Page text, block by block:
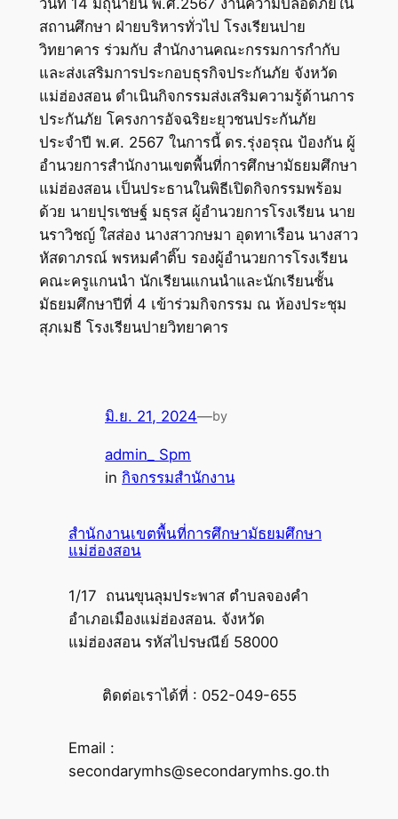
สถานศึกษา ฝ่ายบริหารทั่วไป โรงเรียนปาย
วิทยาคาร ร่วมกับ สำนักงานคณะกรรมการกำกับ
และส่งเสริมการประกอบธุรกิจประกันภัย จังหวัด
แม่ฮ่องสอน ดำเนินกิจกรรมส่งเสริมความรู้ด้านการ
ประกันภัย โครงการอัจฉริยะยุวชนประกันภัย
ประจำปี พ.ศ. 2567 ในการนี้ ดร.รุ่งอรุณ ป้องกัน ผู้
อำนวยการสำนักงานเขตพื้นที่การศึกษามัธยมศึกษา
แม่ฮ่องสอน เป็นประธานในพิธีเปิดกิจกรรมพร้อม
ด้วย นายปุรเชษฐ์ มธุรส ผู้อำนวยการโรงเรียน นาย
นราวิชญ์ ใสส่อง นางสาวกษมา อุดทาเรือน นางสาว
หัสดาภรณ์ พรหมคำติ๊บ รองผู้อำนวยการโรงเรียน
คณะครูแกนนำ นักเรียนแกนนำและนักเรียนชั้น
มัธยมศึกษาปีที่ 4 เข้าร่วมกิจกรรม ณ ห้องประชุม
สุภเมธี โรงเรียนปายวิทยาคาร
มิ.ย. 21, 2024—by
admin_ Spm
in กิจกรรมสำนักงาน
สำนักงานเขตพื้นที่การศึกษามัธยมศึกษา
แม่ฮ่องสอน
1/17 ถนนขุนลุมประพาส ตำบลจองคำ
อำเภอเมืองแม่ฮ่องสอน. จังหวัด
แม่ฮ่องสอน รหัสไปรษณีย์ 58000
ติดต่อเราได้ที่ : 052-049-655
Email :
secondarymhs@secondarymhs.go.th